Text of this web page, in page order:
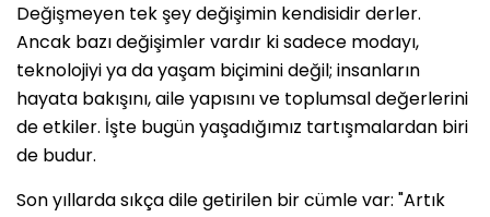
Değişmeyen tek şey değişimin kendisidir derler.
Ancak bazı değişimler vardır ki sadece modayı,
teknolojiyi ya da yaşam biçimini değil; insanların
hayata bakışını, aile yapısını ve toplumsal değerlerini
de etkiler. İşte bugün yaşadığımız tartışmalardan biri
de budur.
Son yıllarda sıkça dile getirilen bir cümle var: "Artık